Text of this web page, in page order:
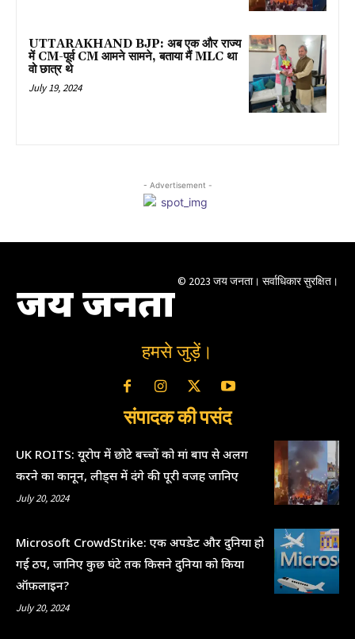
UTTARAKHAND BJP: अब एक और राज्य
में CM-पूर्व CM आमने सामने, बताया मैं MLC था
वो छात्र थे
July 19, 2024
- Advertisement -
जय जनता © 2023 जय जनता। सर्वाधिकार सुरक्षित।
हमसे जुड़ें।
संपादक की पसंद
UK ROITS: यूरोप में छोटे बच्चों को मां बाप से अलग
करने का कानून, लीड्स में दंगे की पूरी वजह जानिए
July 20, 2024
Microsoft CrowdStrike: एक अपडेट और दुनिया हो
गई ठप, जानिए कुछ घंटे तक किसने दुनिया को किया
ऑफ़लाइन?
July 20, 2024